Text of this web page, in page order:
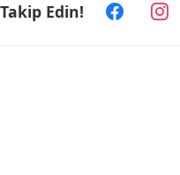
muhtarlarla buluştu
Edin!